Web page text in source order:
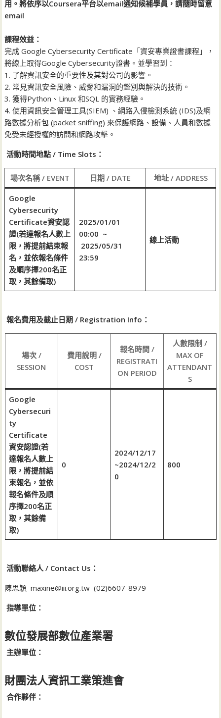
用。將依序以Coursera平台以email通知候補學員，請隨時留意
email
課程效益：
完成 Google Cybersecurity Certificate「資安專業證書課程」，
將線上取得Google Cybersecurity證書。並學習到：
1. 了解資訊安全的重要性及其對公司的影響。
2. 常見資訊安全風險、威脅和漏洞的鑑別與解決的技術。
3. 獲得Python、Linux 和SQL 的實務經驗。
4. 使用資訊安全管理工具(SIEM) 、網路入侵檢測系統 (IDS)及網
路數據分析包 (packet sniffing) 來保護網路、設備、人員和數據
免受未經授權的訪問和網路攻擊。
活動時間地點 / Time Slots：
場次名稱 / EVENT 日期 / DATE 地址 / ADDRESS
Google
Cybersecurity
Certificate資安認
證(若達報名人數上
限，將提前結束報
名，並依報名條件
及順序擇200名正
取，其餘備取)
2025/01/01
00:00 ~
2025/05/31
23:59
線上活動
報名費用及截止日期 / Registration Info：
場次 /
SESSION
費用說明 /
COST
報名時間 /
REGISTRATI
ON PERIOD
人數限制 /
MAX OF
ATTENDANT
S
Google
Cybersecuri
ty
Certificate
資安認證(若
達報名人數上
限，將提前結
束報名，並依
報名條件及順
序擇200名正
取，其餘備
取)
0
2024/12/17
~2024/12/2
0
800
活動聯絡人 / Contact Us：
陳思穎 maxine@iii.org.tw (02)6607-8979
指導單位：
數位發展部數位產業署
主辦單位：
財團法人資訊工業策進會
合作夥伴：